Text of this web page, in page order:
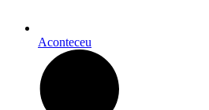
Aconteceu